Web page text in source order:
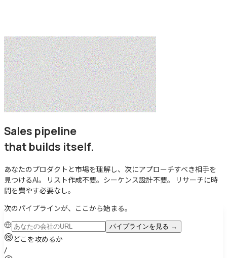
Sales pipeline
that builds itself.
あなたのプロダクトと市場を理解し、次にアプローチすべき相手を
見つけるAI。
リスト作成不要。シーケンス設計不要。
リサーチに時
間を費やす必要なし。
次のパイプラインが、ここから始まる。
パイプラインを見る →
どこを攻めるか
/